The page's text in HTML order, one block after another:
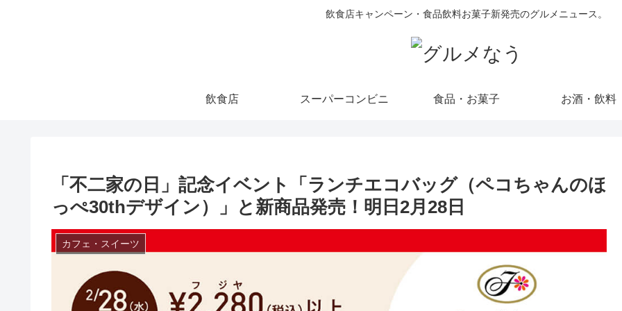
飲食店キャンペーン・食品飲料お菓子新発売のグルメニュース。
飲食店 スーパーコンビニ 食品・お菓子 お酒・飲料
「不二家の日」記念イベント「ランチエコバッグ（ペコちゃんのほ
っぺ30thデザイン）」と新商品発売！明日2月28日
カフェ・スイーツ